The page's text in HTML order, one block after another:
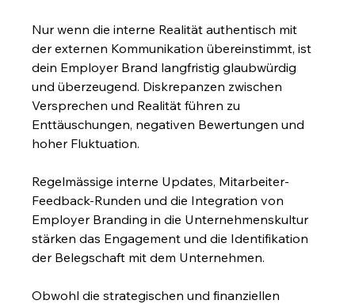
Nur wenn die interne Realität authentisch mit
der externen Kommunikation übereinstimmt, ist
dein Employer Brand langfristig glaubwürdig
und überzeugend. Diskrepanzen zwischen
Versprechen und Realität führen zu
Enttäuschungen, negativen Bewertungen und
hoher Fluktuation.
Regelmässige interne Updates, Mitarbeiter-
Feedback-Runden und die Integration von
Employer Branding in die Unternehmenskultur
stärken das Engagement und die Identifikation
der Belegschaft mit dem Unternehmen.
Obwohl die strategischen und finanziellen